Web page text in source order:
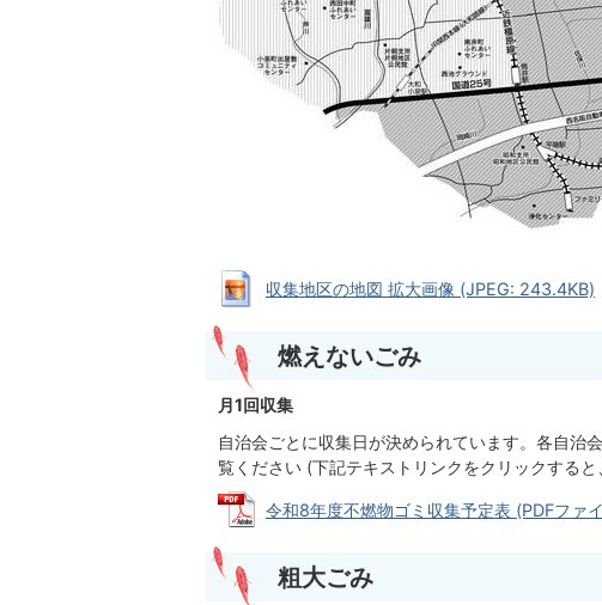
収集地区の地図 拡大画像 (JPEG: 243.4KB)
燃えないごみ
月1回収集
自治会ごとに収集日が決められています。各自治
覧ください (下記テキストリンクをクリックする
令和8年度不燃物ゴミ収集予定表 (PDFファ
粗大ごみ